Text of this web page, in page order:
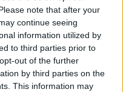
note that after your
continue seeing
information utilized by
to third parties prior to
out of the further
by third parties on the
This information may
vs Chanko Zaynukov